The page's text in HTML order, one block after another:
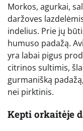
Morkos, agurkai,
daržoves
indelius. Prie jų
humuso padažą.
yra labai pigus
citrinos sultimis,
gurmanišką
nei pirktinis.
Kepti orkaitėje